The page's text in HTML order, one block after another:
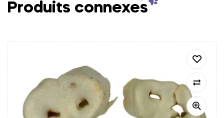
Produits connexes